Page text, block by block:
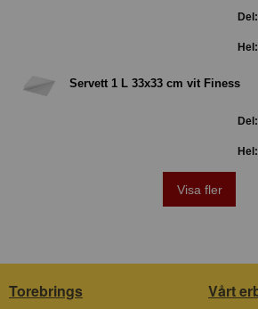
Servett 1 L 33x33 cm vit Finess
Visa fler
Torebrings Vårt